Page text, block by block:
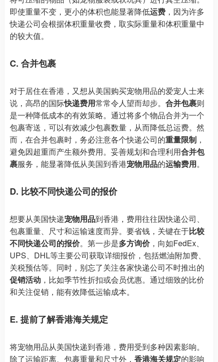
即使重量不变，更小的体积也能显著降低运费 ，因为许多
快递公司会根据体积重量收费，取实际重量和体积重量中
的较大值。
C. 合并包裹
对于居住在香港，又想从美国购买宠物用品的爱宠人士来
说，高昂的国际快递费用常常令人望而却步。 合并包裹则
是一种降低成本的有效策略。通过将多个物品合并为一个
包裹寄送，可以有效减少包裹数量，从而降低总运费。然
而，在合并包裹时，务必注意各个快递公司的重量限制 ，
避免因超重而产生额外费用。妥善规划和合理利用合并包
裹服务，能显著降低从美国到香港宠物用品的运输费用。
D. 比较不同快递公司的报价
想要从美国快递宠物用品到香港，费用往往因快递公司、
包裹重量、尺寸和运输速度而异。要省钱，关键在于比较
不同快递公司的报价。第一步是多方询价，向如FedEx、
UPS、DHL等主要公司获取详细报价，包括燃油附加费、
关税预估等。同时，别忘了关注各家快递公司不时推出的
促销活动 ，比如季节性折扣或会员优惠。通过细致的比价
和关注促销，能有效降低运输成本。
E. 提前了解香港海关规定
将宠物用品从美国快递到香港，费用受到多种因素影响。
除了运输距离、包裹重量和尺寸外， 香港海关规定的影响